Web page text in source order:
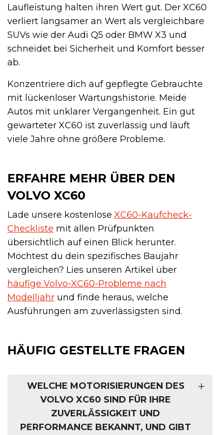
Laufleistung halten ihren Wert gut. Der XC60
verliert langsamer an Wert als vergleichbare
SUVs wie der Audi Q5 oder BMW X3 und
schneidet bei Sicherheit und Komfort besser
ab.
Konzentriere dich auf gepflegte Gebrauchte
mit lückenloser Wartungshistorie. Meide
Autos mit unklarer Vergangenheit. Ein gut
gewarteter XC60 ist zuverlässig und läuft
viele Jahre ohne größere Probleme.
ERFAHRE MEHR ÜBER DEN
VOLVO XC60
Lade unsere kostenlose XC60-Kaufcheck-
Checkliste mit allen Prüfpunkten
übersichtlich auf einen Blick herunter.
Möchtest du dein spezifisches Baujahr
vergleichen? Lies unseren Artikel über
häufige Volvo-XC60-Probleme nach
Modelljahr und finde heraus, welche
Ausführungen am zuverlässigsten sind.
HÄUFIG GESTELLTE FRAGEN
WELCHE MOTORISIERUNGEN DES
VOLVO XC60 SIND FÜR IHRE
ZUVERLÄSSIGKEIT UND
PERFORMANCE BEKANNT, UND GIBT